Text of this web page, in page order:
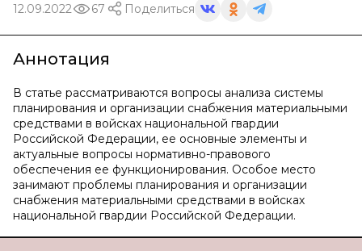
12.09.2022 67 Поделиться
Аннотация
В статье рассматриваются вопросы анализа системы
планирования и организации снабжения материальными
средствами в войсках национальной гвардии
Российской Федерации, ее основные элементы и
актуальные вопросы нормативно-правового
обеспечения ее функционирования. Особое место
занимают проблемы планирования и организации
снабжения материальными средствами в войсках
национальной гвардии Российской Федерации.